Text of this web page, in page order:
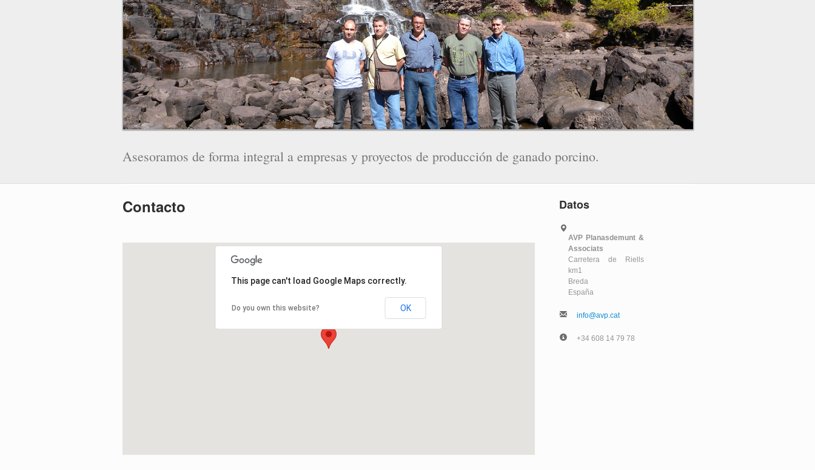
Asesoramos de forma integral a empresas y proyectos de producción de ganado porcino.
Contacto
This page can't load Google Maps correctly.
Do you own this website? OK
Datos
AVP Planasdemunt &
Associats
Carretera de Riells
km1
Breda
España
info@avp.cat
+34 608 14 79 78